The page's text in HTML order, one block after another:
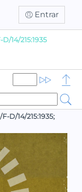
Entrar
14/215:1935
D/14/215:1935;